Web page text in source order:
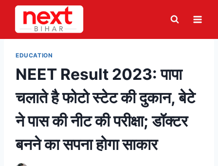
Skip
content
EDUCATION
NEET Result 2023: पापा
चलाते है फोटो स्टेट की दुकान, बेटे
ने पास की नीट की परीक्षा; डॉक्टर
बनने का सपना होगा साकार